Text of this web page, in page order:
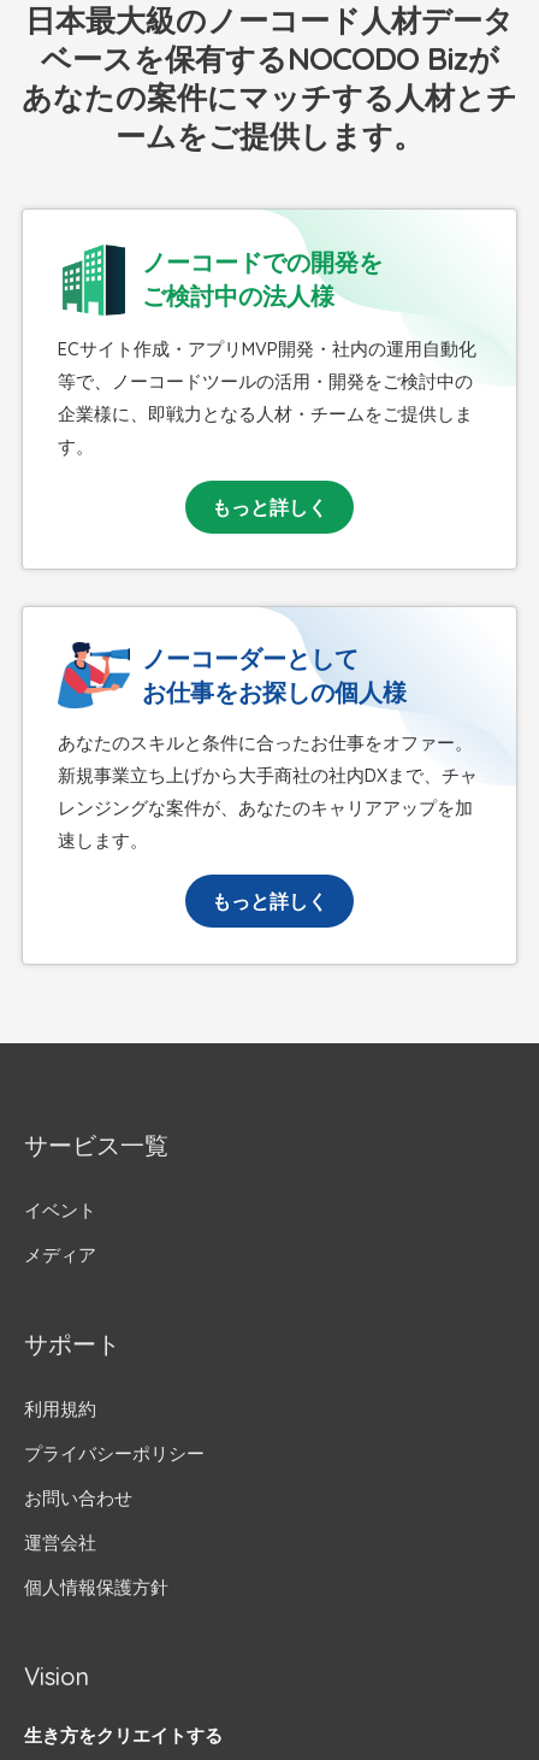
o
日本最大級のノーコード人材データ
ベースを保有するNOCODO Bizが
あなたの案件にマッチする人材とチ
ームをご提供します。
ノーコードでの開発を
ご検討中の法人様
ECサイト作成・アプリMVP開発・社内の運用自動化
等で、ノーコードツールの活用・開発をご検討中の
企業様に、即戦力となる人材・チームをご提供しま
す。
もっと詳しく
ノーコーダーとして
お仕事をお探しの個人様
あなたのスキルと条件に合ったお仕事をオファー。
新規事業立ち上げから大手商社の社内DXまで、チャ
レンジングな案件が、あなたのキャリアアップを加
速します。
もっと詳しく
サービス一覧
イベント
メディア
サポート
利用規約
プライバシーポリシー
お問い合わせ
運営会社
個人情報保護方針
Vision
生き方をクリエイトする